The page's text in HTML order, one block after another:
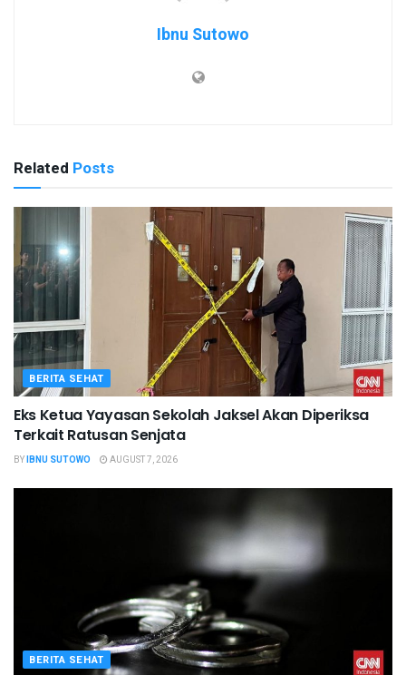
Ibnu Sutowo
Related Posts
BERITA SEHAT
Eks Ketua Yayasan Sekolah Jaksel Akan Diperiksa
Terkait Ratusan Senjata
BYIBNU SUTOWO AUGUST 7, 2026
BERITA SEHAT